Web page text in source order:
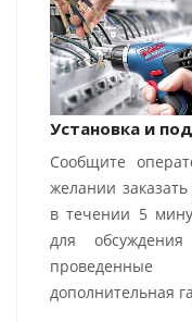
Установка и
Сообщите
желании
в течении 5
для
проведенные
дополнительная